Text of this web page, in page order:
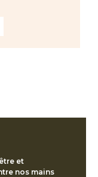
et
nos mains